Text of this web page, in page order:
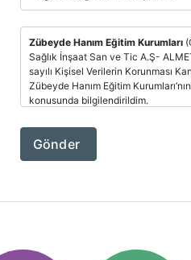
Zübeyde Hanım Eğitim Kurumları
Sağlık İnşaat San ve Tic A.Ş-
sayılı Kişisel Verilerin Korunması
Zübeyde Hanım Eğitim
konusunda bilgilendirildim.
Bu kapsamda Kişisel Verilerimin
Şirketleriniz tarafından, gerekli
Kurumlarının velilerine/
gerçekleştirilecek her türlü